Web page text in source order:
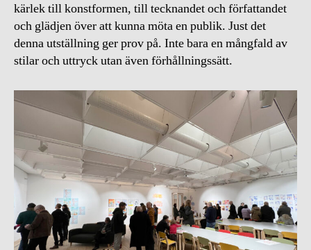
kärlek till konstformen, till tecknandet och författandet
och glädjen över att kunna möta en publik. Just det
denna utställning ger prov på. Inte bara en mångfald av
stilar och uttryck utan även förhållningssätt.